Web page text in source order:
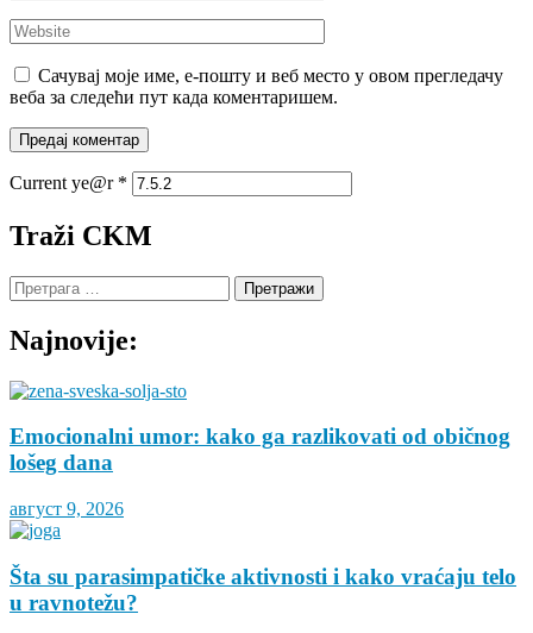
Website
Сачувај моје име, е-пошту и веб место у овом прегледачу
веба за следећи пут када коментаришем.
Current ye@r *
Traži CKM
Претрага
за:
Najnovije:
Emocionalni umor: kako ga razlikovati od običnog
lošeg dana
август 9, 2026
Šta su parasimpatičke aktivnosti i kako vraćaju telo
u ravnotežu?